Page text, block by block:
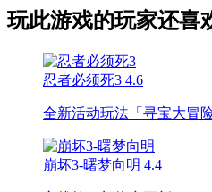
玩此游戏的玩家还喜
忍者必须死3 4.6
全新活动玩法「寻宝大冒险
崩坏3-曙梦向明 4.4